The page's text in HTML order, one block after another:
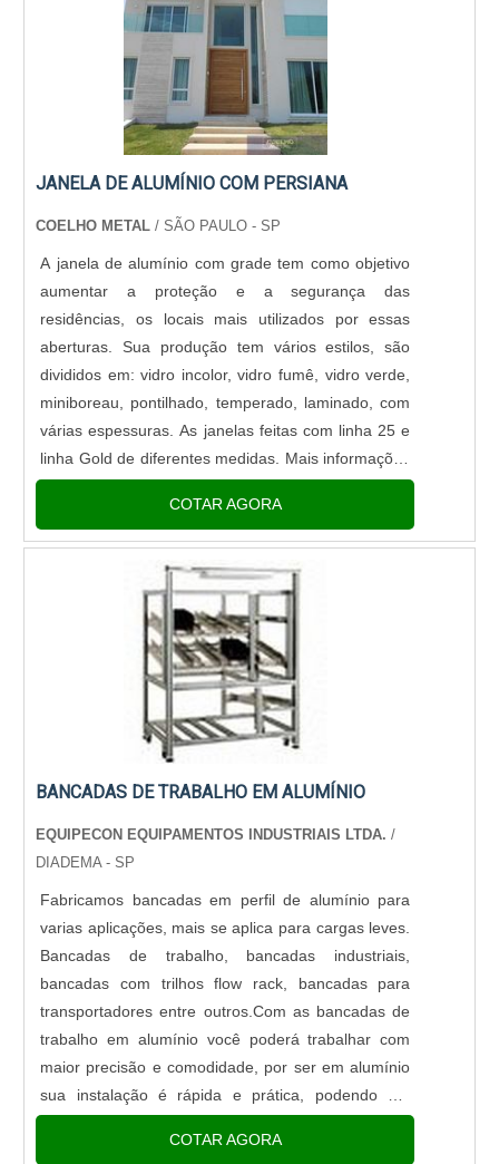
de alta qualidade onde são realizadas as
atividades; Equipamentos de última geração;
Matéria-prima com certificado de análise. Tudo isso
para garantir que se tenha linha 16 alumínio com
proteção. Ainda focando na qualidade em linha 16
alumínio, é importante buscar uma empresa que
tenha produtos e serviços com ótima qualidade e
precisão, características simples, mas que mostram
clientes.Esses e outros motivos são a razão pela
qual a Barraforte Alumínio é inovadora no segmento
de extrusão de alumínio e pintura eletrostática. A
empresa objetiva garantir sempre a qualidade final
para fidelização do cliente com parcerias
duradouras. A equipe é formada por profissionais
com vasta experiência na área que esperam seu
contato para melhor atender.A MAIOR
ramo de extrusão de alumínio e pintura
eletrostática. Líder em qualidade, a empresa
oferece uma variedade de itens como linha 25 e
linha modular com ótima qualidade e proteção.A
empresa conta com um time de profissionais
qualificados para o serviço, além de investir em
equipamentos modernos, que se ajustam a sua
necessidade. A Barraforte Alumínio é uma empresa
idoneidade em tudo que faz, comprovando sua
essência de trazer o melhor aos clientes no
mercado.
JANELA DE ALUMÍNIO COM PERSIANA
COELHO METAL / SÃO PAULO - SP
A janela de alumínio com grade tem como objetivo
aumentar a proteção e a segurança das
residências, os locais mais utilizados por essas
aberturas. Sua produção tem vários estilos, são
divididos em: vidro incolor, vidro fumê, vidro verde,
miniboreau, pontilhado, temperado, laminado, com
várias espessuras. As janelas feitas com linha 25 e
linha Gold de diferentes medidas. Mais informações
sobre o produtoA durabilidade e resistência à
COTAR AGORA
BANCADAS DE TRABALHO EM ALUMÍNIO
EQUIPECON EQUIPAMENTOS INDUSTRIAIS LTDA. /
DIADEMA - SP
Fabricamos bancadas em perfil de alumínio para
varias aplicações, mais se aplica para cargas leves.
Bancadas de trabalho, bancadas industriais,
bancadas com trilhos flow rack, bancadas para
transportadores entre outros.Com as bancadas de
trabalho em alumínio você poderá trabalhar com
maior precisão e comodidade, por ser em alumínio
sua instalação é rápida e prática, podendo ser
instalar. A bancad....
COTAR AGORA